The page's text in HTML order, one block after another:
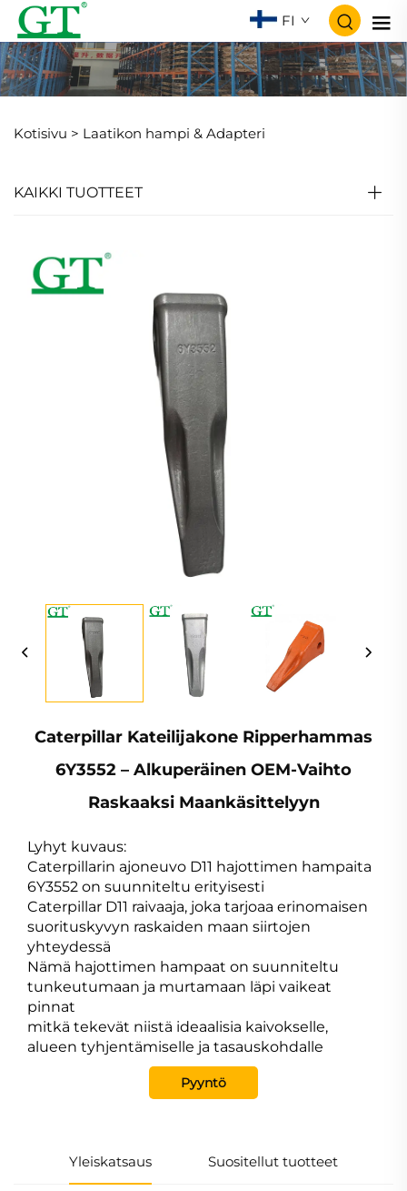
FI
Kotisivu > Laatikon hampi & Adapteri
KAIKKI TUOTTEET
Caterpillar Kateilijakone Ripperhammas
6Y3552 – Alkuperäinen OEM-Vaihto
Raskaaksi Maankäsittelyyn
Lyhyt kuvaus:
Caterpillarin ajoneuvo D11 hajottimen hampaita
6Y3552 on suunniteltu erityisesti
Caterpillar D11 raivaaja, joka tarjoaa erinomaisen
suorituskyvyn raskaiden maan siirtojen
yhteydessä
Nämä hajottimen hampaat on suunniteltu
tunkeutumaan ja murtamaan läpi vaikeat
pinnat
mitkä tekevät niistä ideaalisia kaivokselle,
alueen tyhjentämiselle ja tasauskohdalle
Pyyntö
Yleiskatsaus Suositellut tuotteet